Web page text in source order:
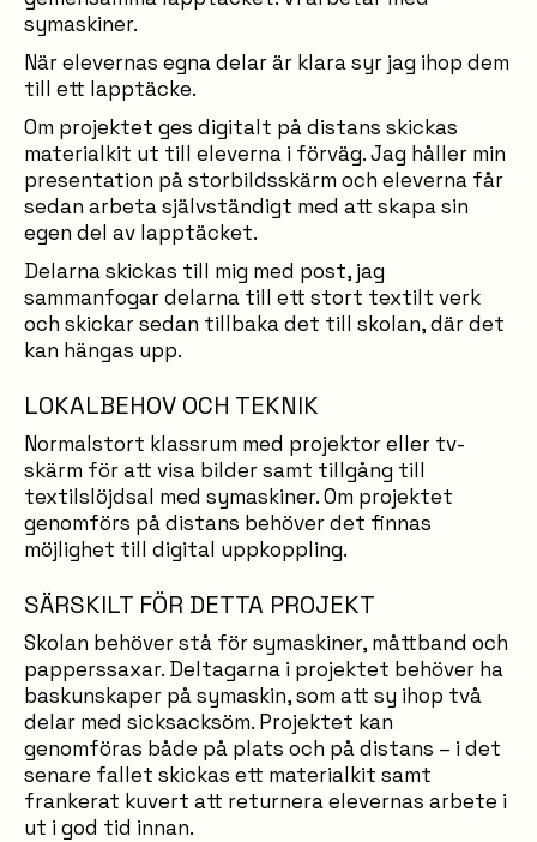
symaskiner.
När elevernas egna delar är klara syr jag ihop dem
till ett lapptäcke.
Om projektet ges digitalt på distans skickas
materialkit ut till eleverna i förväg. Jag håller min
presentation på storbildsskärm och eleverna får
sedan arbeta självständigt med att skapa sin
egen del av lapptäcket.
Delarna skickas till mig med post, jag
sammanfogar delarna till ett stort textilt verk
och skickar sedan tillbaka det till skolan, där det
kan hängas upp.
LOKALBEHOV OCH TEKNIK
Normalstort klassrum med projektor eller tv-
skärm för att visa bilder samt tillgång till
textilslöjdsal med symaskiner. Om projektet
genomförs på distans behöver det finnas
möjlighet till digital uppkoppling.
SÄRSKILT FÖR DETTA PROJEKT
Skolan behöver stå för symaskiner, måttband och
papperssaxar. Deltagarna i projektet behöver ha
baskunskaper på symaskin, som att sy ihop två
delar med sicksacksöm. Projektet kan
genomföras både på plats och på distans – i det
senare fallet skickas ett materialkit samt
frankerat kuvert att returnera elevernas arbete i
ut i god tid innan.